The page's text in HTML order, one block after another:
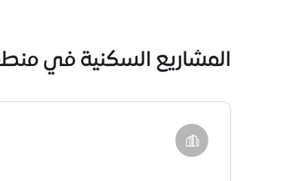
المشاريع السكنية في